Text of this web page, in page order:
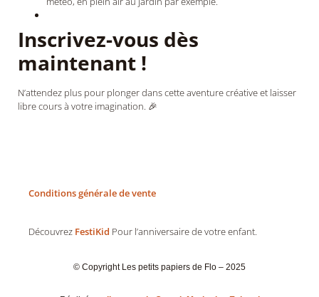
Inscrivez-vous dès
maintenant !
N’attendez plus pour plonger dans cette aventure créative et laisser
libre cours à votre imagination. 🎉
Conditions générale de vente
Découvrez FestiKid Pour l’anniversaire de votre enfant.
© Copyright Les petits papiers de Flo – 2025